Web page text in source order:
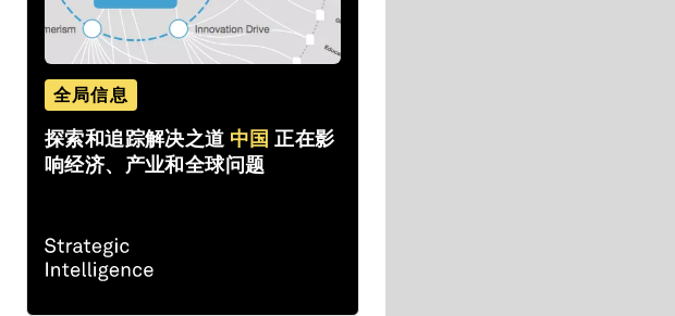
全局信息
探索和追踪解决之道 中国 正在影
响经济、产业和全球问题